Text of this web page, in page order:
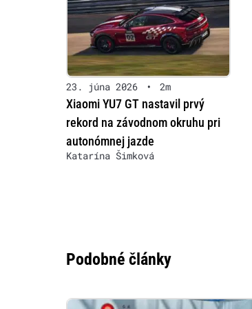
23. júna 2026 • 2m
Xiaomi YU7 GT nastavil prvý
rekord na závodnom okruhu pri
autonómnej jazde
Katarína Šimková
Podobné články